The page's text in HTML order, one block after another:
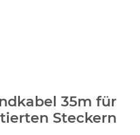
35m für
Steckern